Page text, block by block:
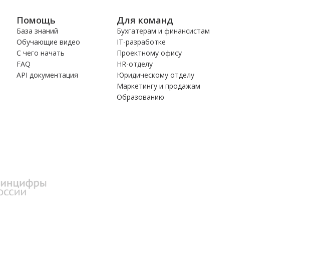
Помощь
База знаний
Обучающие видео
С чего начать
FAQ
API документация
Для команд
Бухгатерам и финансистам
IT-разработке
Проектному офису
HR-отделу
Юридическому отделу
Маркетингу и продажам
Образованию